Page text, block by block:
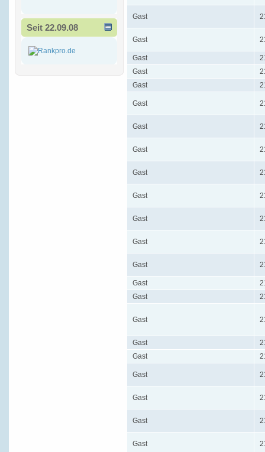
Seit 22.09.08
Gast
Gast
Gast
Gast
Gast
Gast
Gast
Gast
Gast
Gast
Gast
Gast
Gast
Gast
Gast
Gast
Gast
Gast
Gast
Gast
Gast
Gast